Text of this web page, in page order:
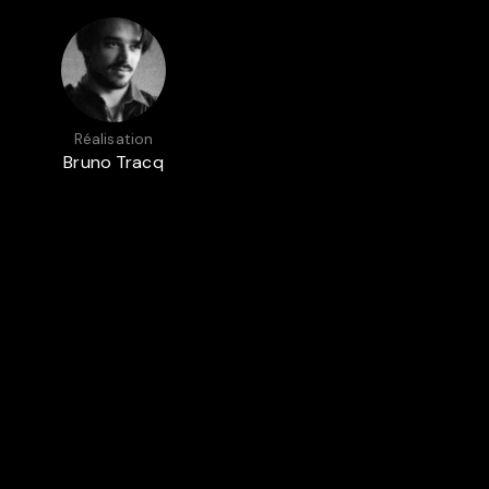
Réalisation
Bruno Tracq